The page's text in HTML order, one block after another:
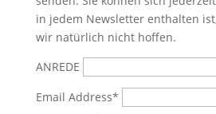
in jedem Newsletter enthalten
wir natürlich nicht hoffen.
ANREDE
Email Address*